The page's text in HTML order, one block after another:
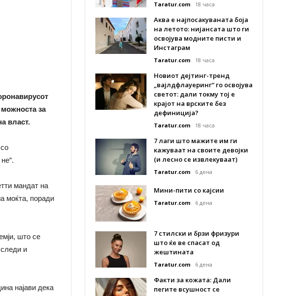
за
власт.
мандат на
моќта, поради
што се
следи и
најави дека
Taratur.com 18 часа
Аква е најпосакуваната боја
на летото: нијансата што ги
освојува модните писти и
Инстаграм
Taratur.com 18 часа
Новиот дејтинг-тренд
„вајлдфлауеринг“ го освојува
светот: дали токму тој е
крајот на врските без
дефиниција?
Taratur.com 18 часа
7 лаги што мажите им ги
кажуваат на своите девојки
(и лесно се извлекуваат)
Taratur.com 6 дена
Мини-пити со кајсии
Taratur.com 6 дена
7 стилски и брзи фризури
што ќе ве спасат од
жештината
Taratur.com 6 дена
Факти за кожата: Дали
пегите всушност се